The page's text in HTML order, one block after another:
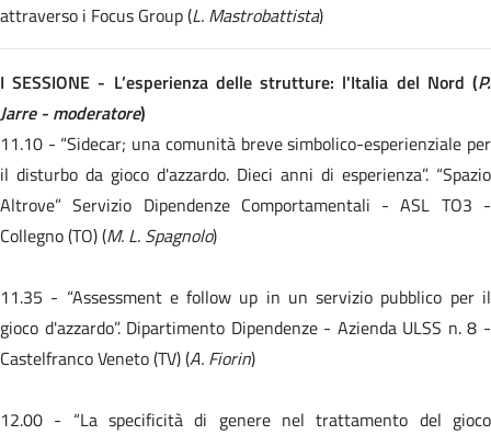
attraverso i Focus Group (L. Mastrobattista)
I SESSIONE - L’esperienza delle strutture: l'Italia del Nord (P.
Jarre - moderatore)
11.10 - “Sidecar; una comunità breve simbolico-esperienziale per
il disturbo da gioco d'azzardo. Dieci anni di esperienza”. “Spazio
Altrove” Servizio Dipendenze Comportamentali - ASL TO3 -
Collegno (TO) (M. L. Spagnolo)
11.35 - “Assessment e follow up in un servizio pubblico per il
gioco d'azzardo”. Dipartimento Dipendenze - Azienda ULSS n. 8 -
Castelfranco Veneto (TV) (A. Fiorin)
12.00 - “La specificità di genere nel trattamento del gioco